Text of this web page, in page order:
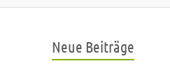
Neue Beiträge